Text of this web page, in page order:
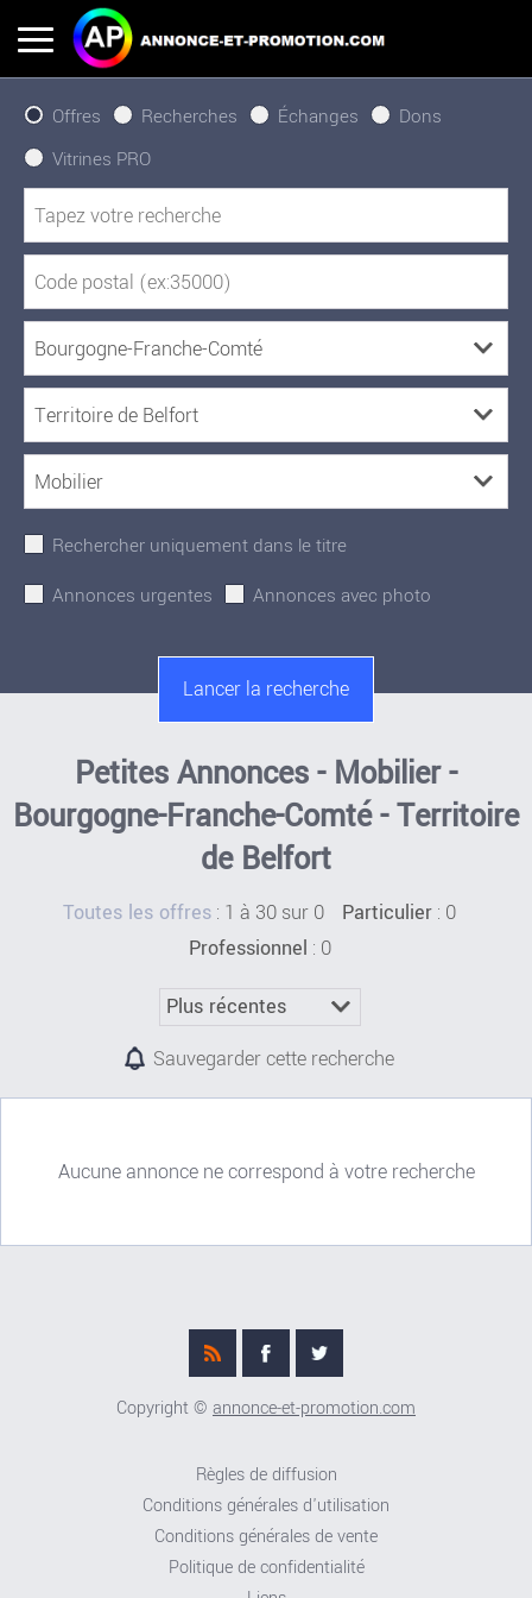
Offres Recherches Échanges
Dons
Vitrines PRO
Rechercher uniquement dans le titre
Annonces urgentes
Annonces avec photo
Petites Annonces - Mobilier -
Bourgogne-Franche-Comté - Territoire
de Belfort
Toutes les offres : 1 à 30 sur 0 Particulier : 0
Professionnel : 0
Sauvegarder cette recherche
Aucune annonce ne correspond à votre recherche
Copyright © annonce-et-promotion.com
Règles de diffusion
Conditions générales d'utilisation
Conditions générales de vente
Politique de confidentialité